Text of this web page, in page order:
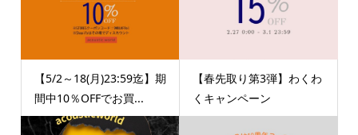
【5/2～18(月)23:59迄】期
間中10％OFFでお買...
【春先取り第3弾】わくわ
くキャンペーン